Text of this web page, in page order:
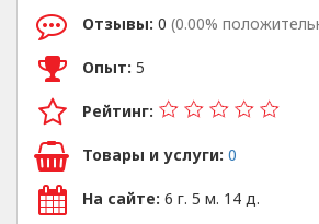
Отзывы: 0 (0.00%
Опыт: 5
Рейтинг:
Товары и услуги: 0
На сайте: 6 г. 5 м. 14 д.